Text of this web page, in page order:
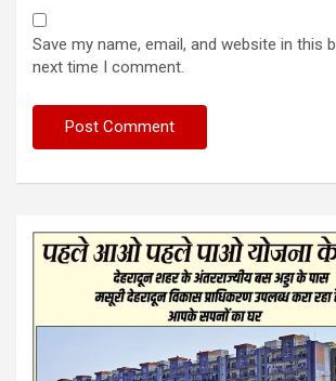
Save my name, email, and website in this
next time I comment.